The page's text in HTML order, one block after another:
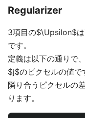
Regularizer
3項目の$\Upsilon$
です。
定義は以下の通りで
$j$のピクセルの値で
隣り合うピクセルの
ります。